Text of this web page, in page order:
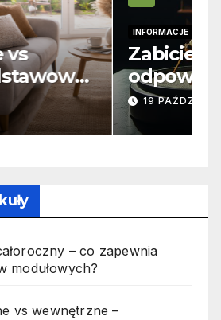
a
karna –
to w praktyce?
2025
– co zapewnia
modułowych?
vs wewnętrzne –